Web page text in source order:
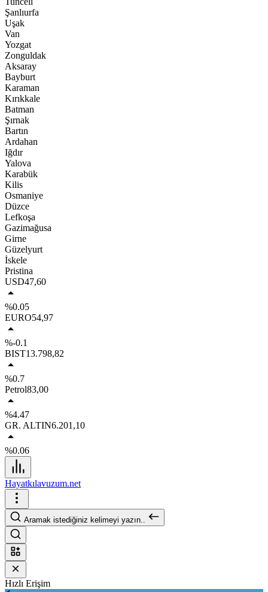
Şanlıurfa
Uşak
Van
Yozgat
Zonguldak
Aksaray
Bayburt
Karaman
Kırıkkale
Batman
Şırnak
Bartın
Ardahan
Iğdır
Yalova
Karabük
Kilis
Osmaniye
Düzce
Lefkoşa
Gazimağusa
Girne
Güzelyurt
İskele
Pristina
USD47,60
%0.05
EURO54,97
%-0.1
BIST13.798,82
%0.7
Petrol83,00
%4.47
GR. ALTIN6.201,10
%0.06
Hayatkılavuzum.net
Aramak istediğiniz kelimeyi yazın..
Hızlı Erişim